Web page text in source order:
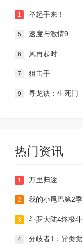
1 举起手来！
5 速度与激情9
6 风再起时
7 狙击手
9 寻龙诀：生死门
热门资讯
1 万里归途
2 我的小尾巴第2季
3 斗罗大陆4终极斗
4 分歧者1：异类觉